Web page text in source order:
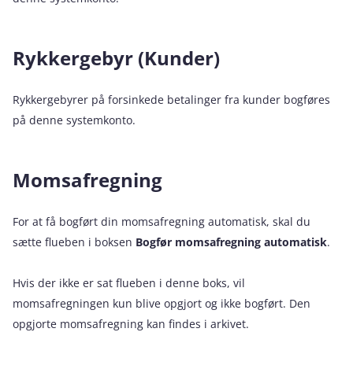
Rykkergebyr (Kunder)
Rykkergebyrer på forsinkede betalinger fra kunder bogføres
på denne systemkonto.
Momsafregning
For at få bogført din momsafregning automatisk, skal du
sætte flueben i boksen Bogfør momsafregning automatisk.
Hvis der ikke er sat flueben i denne boks, vil
momsafregningen kun blive opgjort og ikke bogført. Den
opgjorte momsafregning kan findes i arkivet.